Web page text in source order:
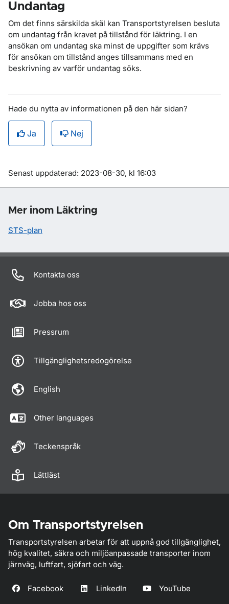
Undantag
Om det finns särskilda skäl kan Transportstyrelsen besluta
om undantag från kravet på tillstånd för läktring. I en
ansökan om undantag ska minst de uppgifter som krävs
för ansökan om tillstånd anges tillsammans med en
beskrivning av varför undantag söks.
Hade du nytta av informationen på den här sidan?
Ja Nej
Om sidan
Senast uppdaterad: 2023-08-30, kl 16:03
Mer inom Läktring
STS-plan
Kontakta oss
Jobba hos oss
Pressrum
Tillgänglighetsredogörelse
English
Other languages
Teckenspråk
Lättläst
Om Transportstyrelsen
Transportstyrelsen arbetar för att uppnå god tillgänglighet,
hög kvalitet, säkra och miljöanpassade transporter inom
järnväg, luftfart, sjöfart och väg.
Facebook LinkedIn YouTube